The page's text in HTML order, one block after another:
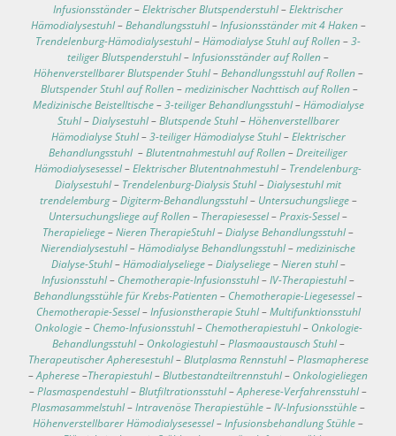
Infusionsständer–Elektrischer Blutspenderstuhl–Elektrischer
Hämodialysestuhl–Behandlungsstuhl–Infusionsständer mit 4 Haken–
Trendelenburg-Hämodialysestuhl–Hämodialyse Stuhl auf Rollen–3-
teiliger Blutspenderstuhl–Infusionsständer auf Rollen–
Höhenverstellbarer Blutspender Stuhl–Behandlungsstuhl auf Rollen–
Blutspender Stuhl auf Rollen–medizinischer Nachttisch auf Rollen–
Medizinische Beistelltische–3-teiliger Behandlungsstuhl–Hämodialyse
Stuhl–Dialysestuhl–Blutspende Stuhl–Höhenverstellbarer
Hämodialyse Stuhl–3-teiliger Hämodialyse Stuhl–Elektrischer
Behandlungsstuhl –Blutentnahmestuhl auf Rollen–Dreiteiliger
Hämodialysesessel–Elektrischer Blutentnahmestuhl– Trendelenburg-
Dialysestuhl– Trendelenburg-Dialysis Stuhl–Dialysestuhl mit
trendelemburg–Digiterm-Behandlungsstuhl– Untersuchungsliege–
Untersuchungsliege auf Rollen– Therapiesessel–Praxis-Sessel–
Therapieliege–Nieren TherapieStuhl–Dialyse Behandlungsstuhl–
Nierendialysestuhl–Hämodialyse Behandlungsstuhl–medizinische
Dialyse-Stuhl–Hämodialyseliege–Dialyseliege–Nieren stuhl–
Infusionsstuhl– Chemotherapie-Infusionsstuhl–IV-Therapiestuhl–
Behandlungsstühle für Krebs-Patienten– Chemotherapie-Liegesessel–
Chemotherapie-Sessel–Infusionstherapie Stuhl–Multifunktionsstuhl
Onkologie– Chemo-Infusionsstuhl– Chemotherapiestuhl– Onkologie-
Behandlungsstuhl– Onkologiestuhl–Plasmaaustausch Stuhl–
Therapeutischer Apheresestuhl–Blutplasma Rennstuhl–Plasmapherese
–Apherese–Therapiestuhl–Blutbestandteiltrennstuhl– Onkologieliegen
–Plasmaspendestuhl–Blutfiltrationsstuhl–Apherese-Verfahrensstuhl–
Plasmasammelstuhl–Intravenöse Therapiestühle–IV-Infusionsstühle–
Höhenverstellbarer Hämodialysesessel–Infusionsbehandlung Stühle–